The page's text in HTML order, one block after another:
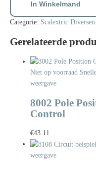
In Winkelmand
Categorie: Scalextric Diversen
Gerelateerde
Niet op voorraad
weergave
8002 Pole
Control
€43.11
weergave